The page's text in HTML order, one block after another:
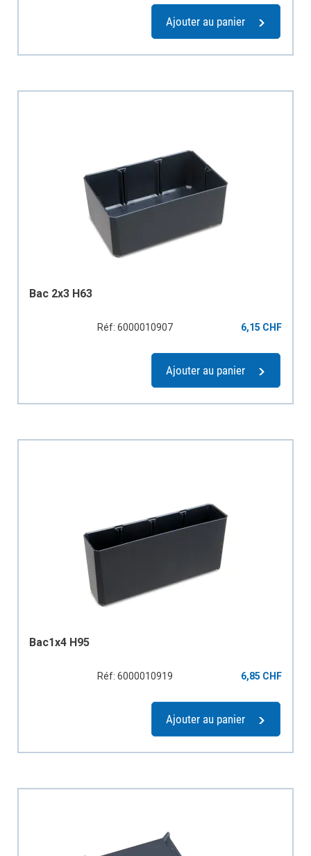
Ajouter au panier
Bac 2x3 H63
Réf: 6000010907 6,15 CHF
Ajouter au panier
Bac1x4 H95
Réf: 6000010919 6,85 CHF
Ajouter au panier